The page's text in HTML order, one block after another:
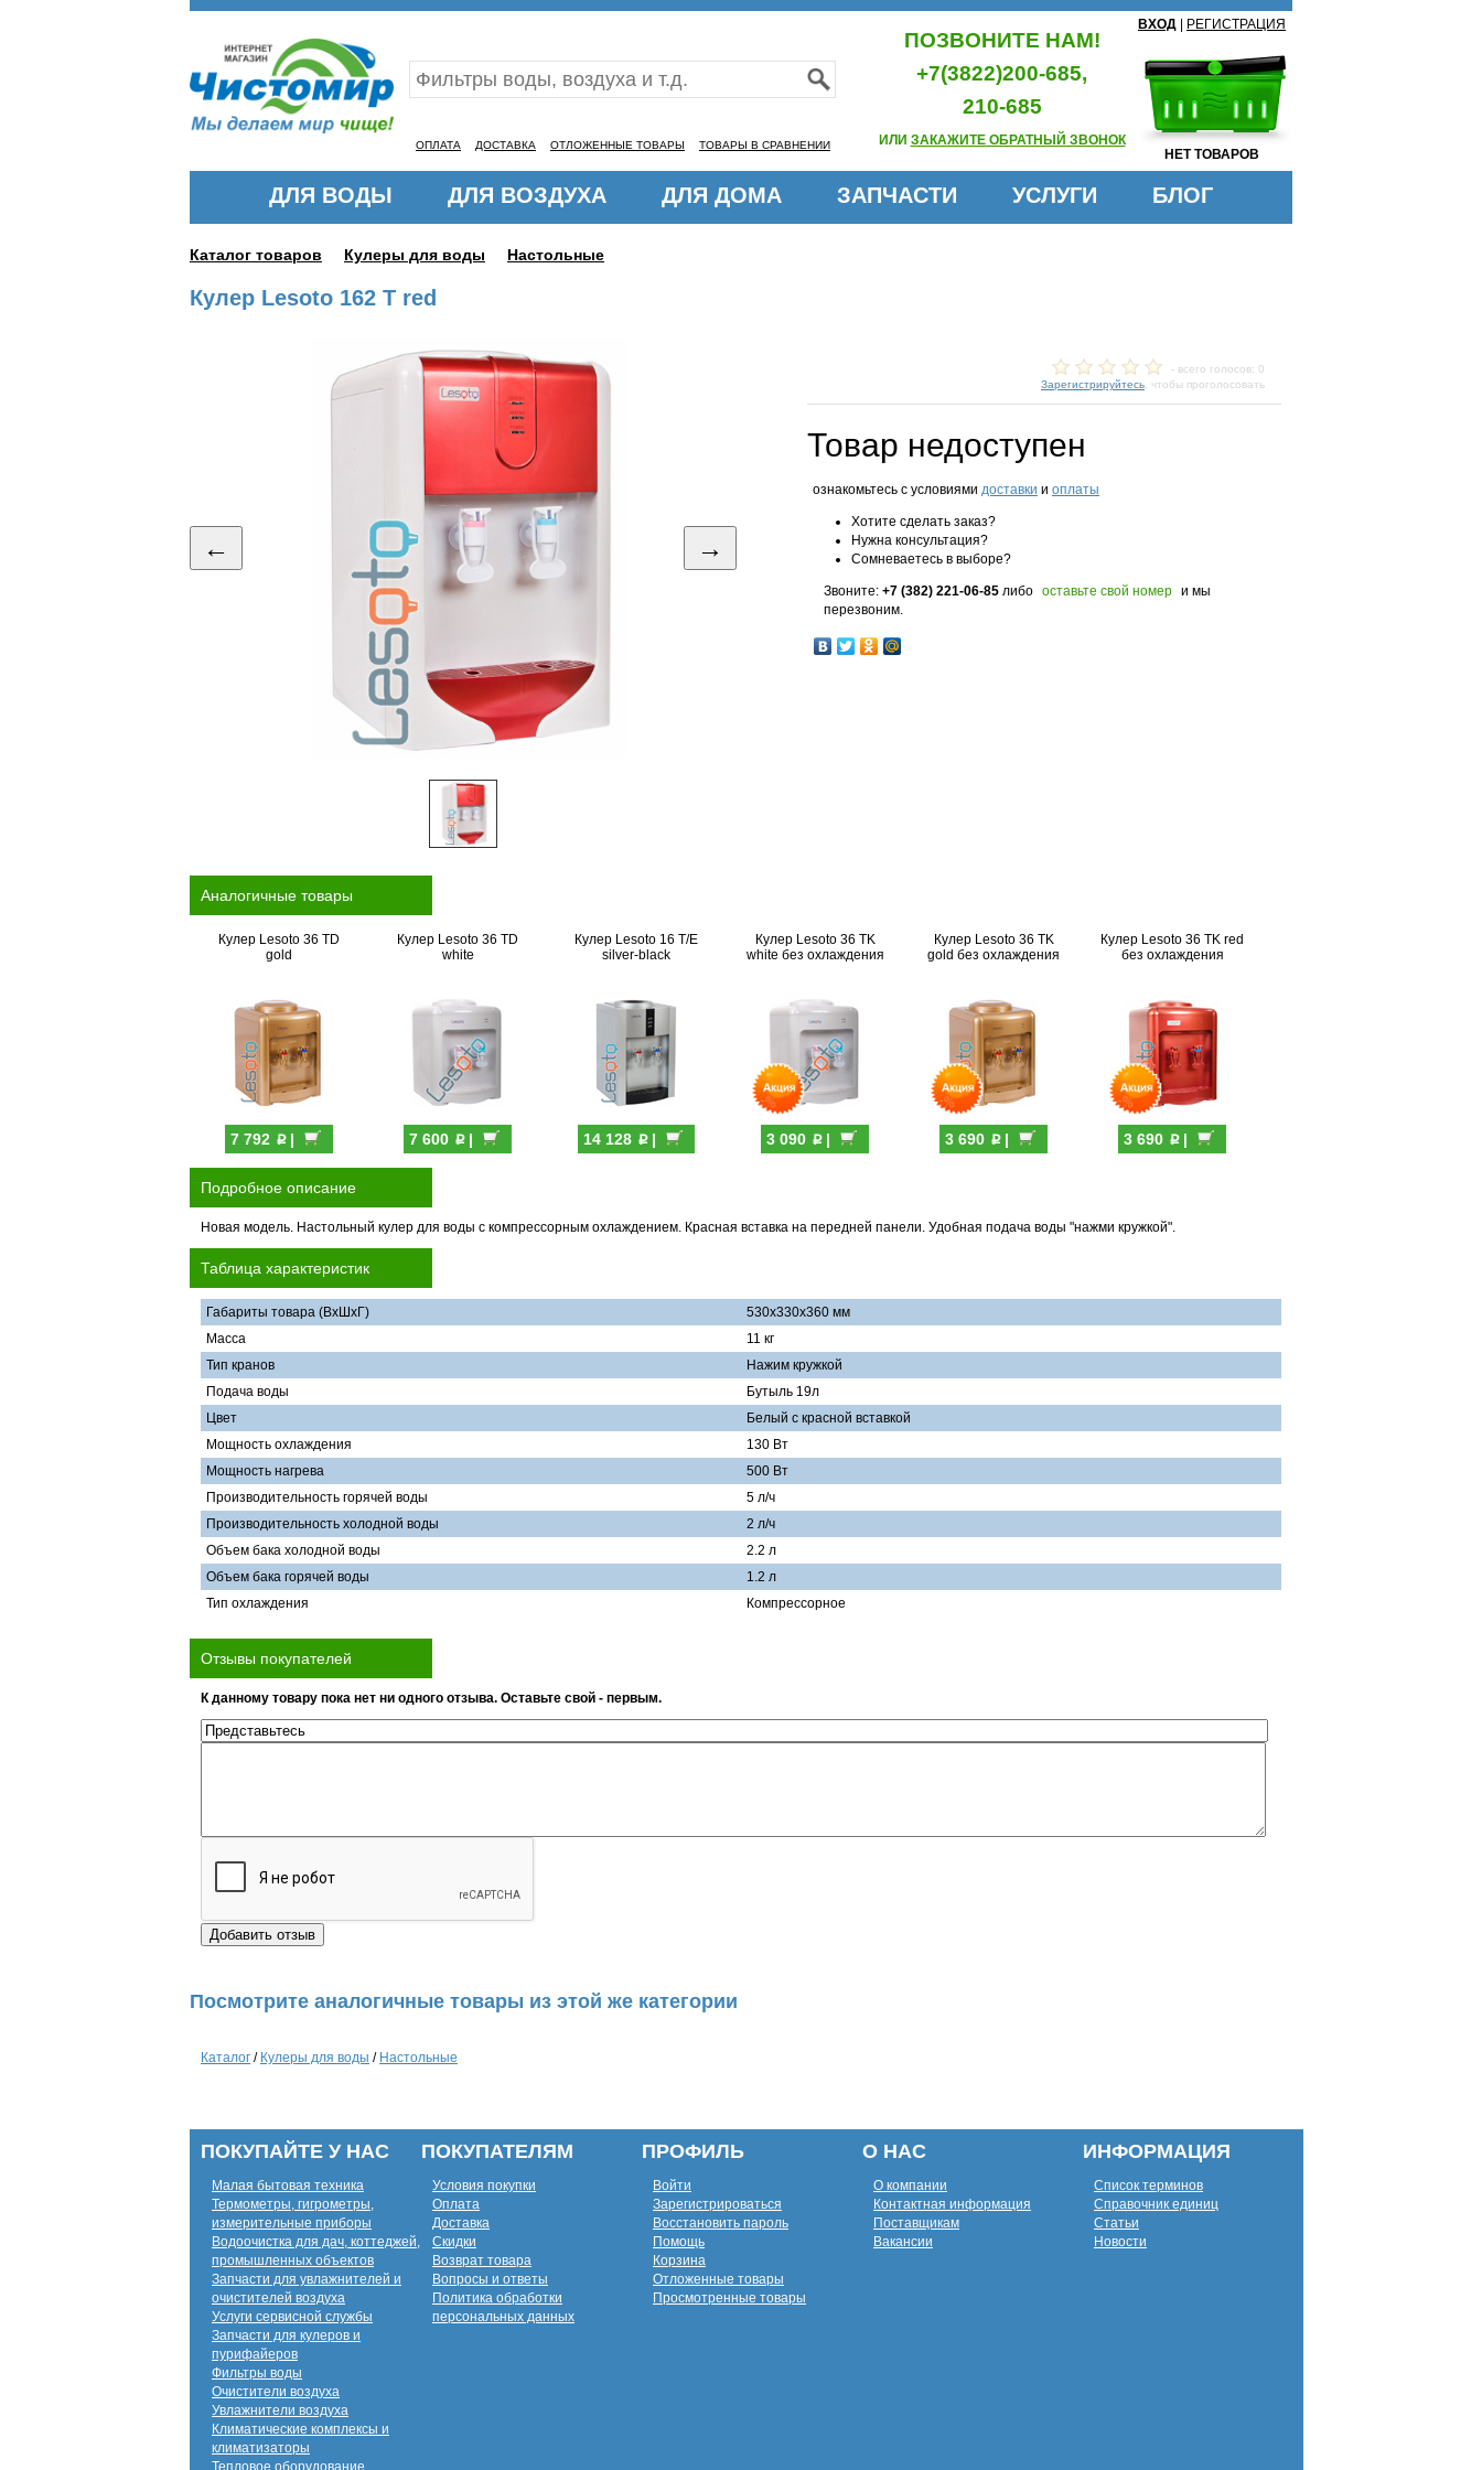
ОПЛАТА ДОСТАВКА ОТЛОЖЕННЫЕ ТОВАРЫ ТОВАРЫ В СРАВНЕНИИ
ПОЗВОНИТЕ НАМ!
+7(3822)200-685,
210-685
ИЛИ ЗАКАЖИТЕ ОБРАТНЫЙ ЗВОНОК
ВХОД РЕГИСТРАЦИЯ
НЕТ ТОВАРОВ
ДЛЯ ВОДЫ ДЛЯ ВОЗДУХА ДЛЯ ДОМА ЗАПЧАСТИ УСЛУГИ БЛОГ
Каталог товаров Кулеры для воды Настольные
Кулер Lesoto 162 T red
← →
- всего голосов: 0
Зарегистрируйтесь , чтобы проголосовать
Товар недоступен
ознакомьтесь с условиями доставки и оплаты
Хотите сделать заказ?
Нужна консультация?
Сомневаетесь в выборе?
Звоните: +7 (382) 221-06-85 либо оставьте свой номер и мы
перезвоним.
Аналогичные товары
Кулер Lesoto 36 TD
gold
7 792 p|
Кулер Lesoto 36 TD
white
7 600 p|
Кулер Lesoto 16 T/E
silver-black
14 128 p|
Кулер Lesoto 36 TK
white без охлаждения
3 090 p|
Кулер Lesoto 36 TK
gold без охлаждения
3 690 p|
Кулер Lesoto 36 TK red
без охлаждения
3 690 p|
Подробное описание
Новая модель. Настольный кулер для воды с компрессорным охлаждением. Красная вставка на передней панели. Удобная подача воды "нажми кружкой".
Таблица характеристик
Габариты товара (ВхШхГ)
530х330х360 мм
Масса
11 кг
Тип кранов
Нажим кружкой
Подача воды
Бутыль 19л
Цвет
Белый с красной вставкой
Мощность охлаждения
130 Вт
Мощность нагрева
500 Вт
Производительность горячей воды
5 л/ч
Производительность холодной воды
2 л/ч
Объем бака холодной воды
2.2 л
Объем бака горячей воды
1.2 л
Тип охлаждения
Компрессорное
Отзывы покупателей
К данному товару пока нет ни одного отзыва. Оставьте свой - первым.
Посмотрите аналогичные товары из этой же категории
Каталог / Кулеры для воды / Настольные
ПОКУПАЙТЕ У НАС
Малая бытовая техника
Термометры, гигрометры,
измерительные приборы
Водоочистка для дач, коттеджей,
промышленных объектов
Запчасти для увлажнителей и
очистителей воздуха
Услуги сервисной службы
Запчасти для кулеров и
пурифайеров
Фильтры воды
Очистители воздуха
Увлажнители воздуха
Климатические комплексы и
климатизаторы
Тепловое оборудование
ПОКУПАТЕЛЯМ
Условия покупки
Оплата
Доставка
Скидки
Возврат товара
Вопросы и ответы
Политика обработки
персональных данных
ПРОФИЛЬ
Войти
Зарегистрироваться
Восстановить пароль
Помощь
Корзина
Отложенные товары
Просмотренные товары
О НАС
О компании
Контактная информация
Поставщикам
Вакансии
ИНФОРМАЦИЯ
Список терминов
Справочник единиц
Статьи
Новости